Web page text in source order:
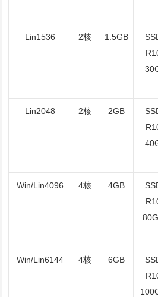
Lin1536 2核 1.5GB
Lin2048 2核 2GB
Win/Lin4096 4核 4GB
Win/Lin6144 4核 6GB